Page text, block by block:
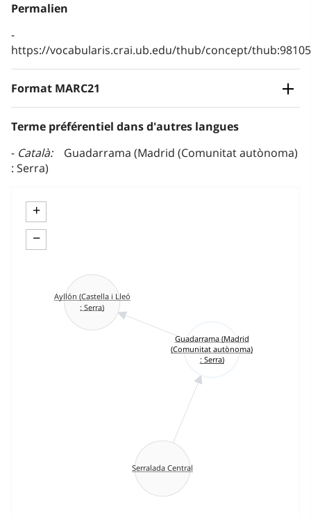
Permalien
https://vocabularis.crai.ub.edu/thub/concept/
Format MARC21
Terme préférentiel dans d'autres langues
Català
Guadarrama (Madrid (Comunitat autònoma)
: Serra)
+
−
Guadarrama (Madrid
(Comunitat autònoma)
: Serra)
Serralada Central
Ayllón (Castella i Lleó
: Serra)